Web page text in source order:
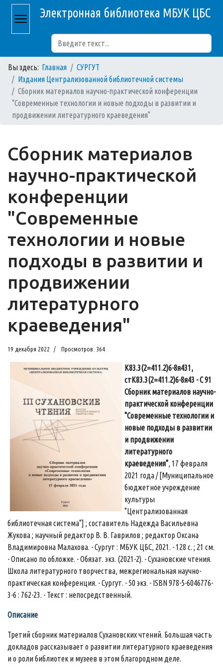
Электронная библиотека МБУК ЦБС
Вы здесь: Главная
СУРГУТ
Издания Централизованной библиотечной системы
Сборник материалов научно-практической конференции
"Современные технологии и новые подходы в развитии и
продвижении литературного краеведения"
Сборник материалов
научно-практической
конференции
"Современные
технологии и новые
подходы в развитии и
продвижении
литературного
краеведения"
19 декабря 2022 Просмотров: 364
К83.3(2=411.2)6-8я431,
стК83.3(2=411.2)6-8я43 - С 91
Сборник материалов научно-
практической конференции
"Современные технологии и
новые подходы в развитии
и продвижении
литературного
краеведения", 17 февраля
2021 года / [Муниципальное
бюджетное учреждение
культуры
"Централизованная
библиотечная система"] ; составитель Надежда Васильевна
Жукова ; научный редактор В. В. Гаврилов ; редактор Оксана
Владимировна Малахова. - Сургут : МБУК ЦБС, 2021. - 128 с. ; 21 см.
- Описано по обложке. - Обязат. экз. (2021-2). - Сухановские чтения.
Школа литературного творчества, межрегиональная научно-
практическая конференция. - Сургут. - 50 экз. - ISBN 978-5-6046776-
3-6 : 762-23. - Текст : непосредственный.
Описание
Третий сборник материалов Сухановских чтений. Большая часть
докладов рассказывает о развитии литературного краеведения
и о роли библиотек и музеев в этом благородном деле.